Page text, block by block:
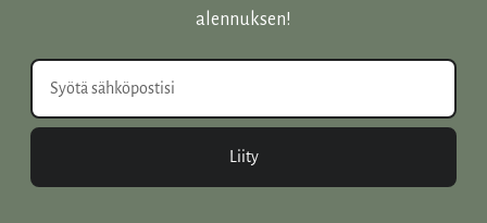
alennuksen!
Liity